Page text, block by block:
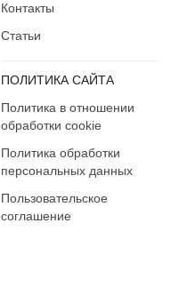
Контакты
Статьи
ПОЛИТИКА САЙТА
Политика в отношении
обработки cookie
Политика обработки
персональных данных
Пользовательское
соглашение